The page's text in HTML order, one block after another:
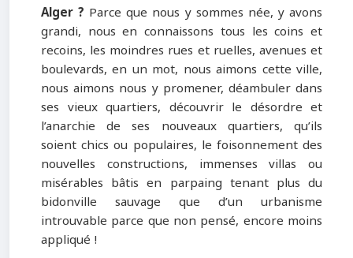
Alger ? Parce que nous y sommes née, y avons
grandi, nous en connaissons tous les coins et
recoins, les moindres rues et ruelles, avenues et
boulevards, en un mot, nous aimons cette ville,
nous aimons nous y promener, déambuler dans
ses vieux quartiers, découvrir le désordre et
l’anarchie de ses nouveaux quartiers, qu’ils
soient chics ou populaires, le foisonnement des
nouvelles constructions, immenses villas ou
misérables bâtis en parpaing tenant plus du
bidonville sauvage que d’un urbanisme
introuvable parce que non pensé, encore moins
appliqué !